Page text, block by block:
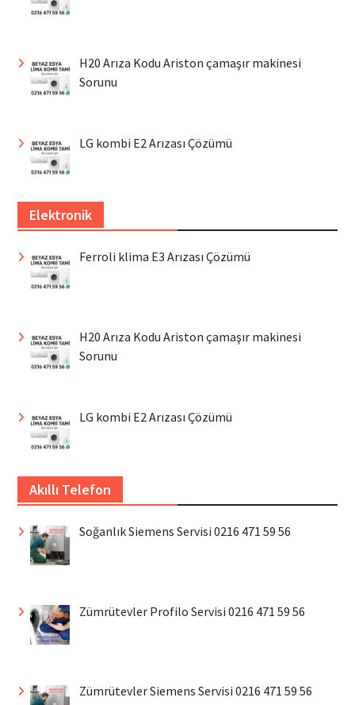
H20 Arıza Kodu Ariston çamaşır makinesi
Sorunu
LG kombi E2 Arızası Çözümü
Elektronik
Ferroli klima E3 Arızası Çözümü
H20 Arıza Kodu Ariston çamaşır makinesi
Sorunu
LG kombi E2 Arızası Çözümü
Akıllı Telefon
Soğanlık Siemens Servisi 0216 471 59 56
Zümrütevler Profilo Servisi 0216 471 59 56
Zümrütevler Siemens Servisi 0216 471 59 56